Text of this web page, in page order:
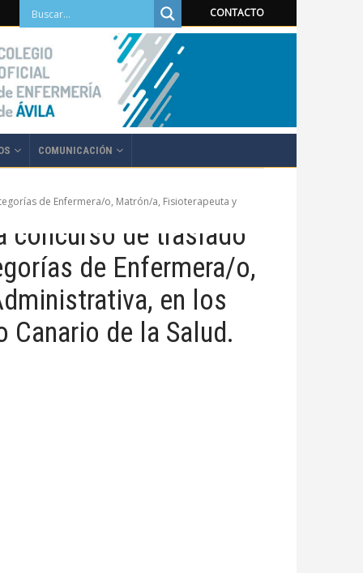
CONTACTO
COMUNICACIÓN
de Enfermera/o, Matrón/a, Fisioterapeuta y
concurso de traslado
de Enfermera/o,
en los
de la Salud.